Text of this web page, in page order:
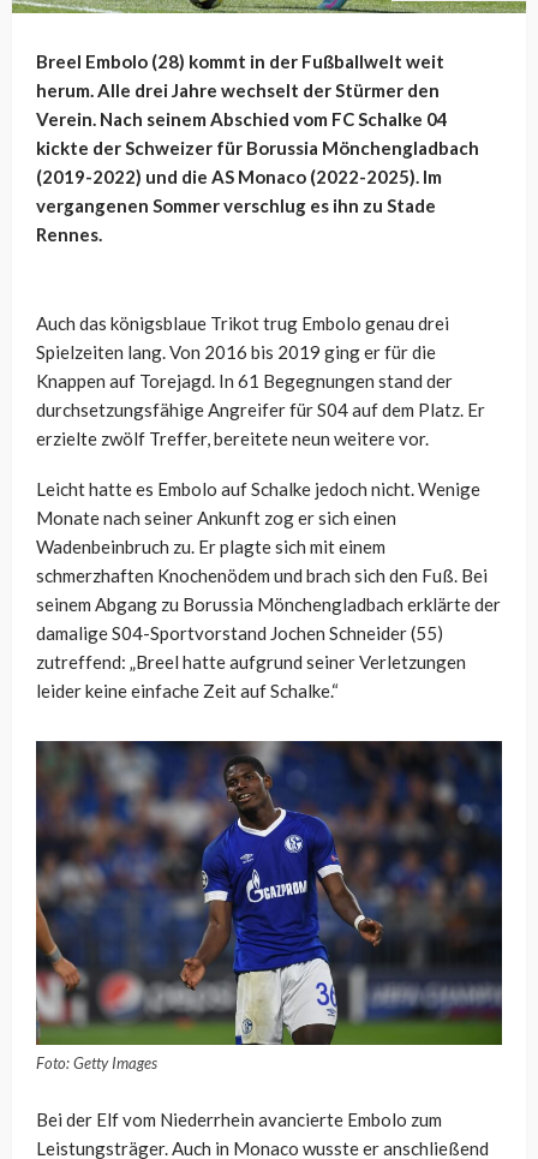
Breel Embolo (28) kommt in der Fußballwelt weit
herum. Alle drei Jahre wechselt der Stürmer den
Verein. Nach seinem Abschied vom FC Schalke 04
kickte der Schweizer für Borussia Mönchengladbach
(2019-2022) und die AS Monaco (2022-2025). Im
vergangenen Sommer verschlug es ihn zu Stade
Rennes.
Auch das königsblaue Trikot trug Embolo genau drei
Spielzeiten lang. Von 2016 bis 2019 ging er für die
Knappen auf Torejagd. In 61 Begegnungen stand der
durchsetzungsfähige Angreifer für S04 auf dem Platz. Er
erzielte zwölf Treffer, bereitete neun weitere vor.
Leicht hatte es Embolo auf Schalke jedoch nicht. Wenige
Monate nach seiner Ankunft zog er sich einen
Wadenbeinbruch zu. Er plagte sich mit einem
schmerzhaften Knochenödem und brach sich den Fuß. Bei
seinem Abgang zu Borussia Mönchengladbach erklärte der
damalige S04-Sportvorstand Jochen Schneider (55)
zutreffend: „Breel hatte aufgrund seiner Verletzungen
leider keine einfache Zeit auf Schalke.“
Foto: Getty Images
Bei der Elf vom Niederrhein avancierte Embolo zum
Leistungsträger. Auch in Monaco wusste er anschließend